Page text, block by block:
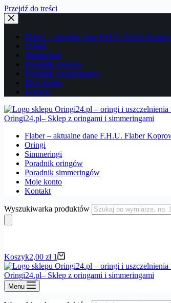
Przejdź do treści
Flaber – aktualne dane F.H.U. Flaber
Oringi
Simmeringi
Poradnik oringów
Poradnik simmeringów
Moje konto
Kontakt
Oringi24.pl– Sklep z oringami i simmeringami
Flaber – aktualne dane F.H.U. Flaber
Oringi
Simmeringi
Poradnik oringów
Poradnik simmeringów
Moje konto
Kontakt
Wyszukiwarka produktów
Koszyk2,00 zł 1
Oringi24.pl– Sklep z oringami i simmeringami
Menu